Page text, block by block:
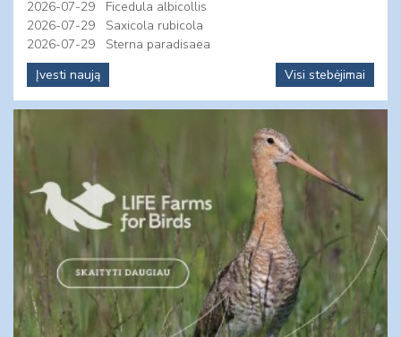
2026-07-29
Ficedula albicollis
2026-07-29
Saxicola rubicola
2026-07-29
Sterna paradisaea
Įvesti naują
Visi stebėjimai